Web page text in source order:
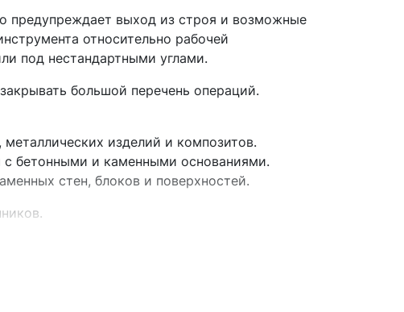
предупреждает выход из строя и возможные
относительно рабочей
под нестандартными углами.
большой перечень операций.
изделий и композитов.
бетонными и каменными основаниями.
стен, блоков и поверхностей.
обеспечивая комфорт при работе. Защита от